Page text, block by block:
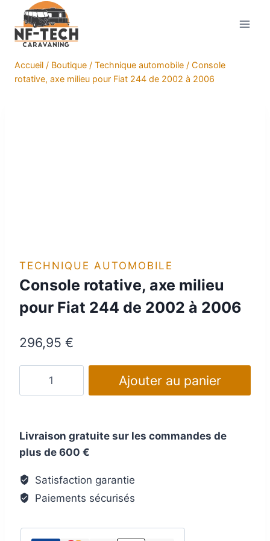
contenu
Accueil / Boutique / Technique automobile / Console
rotative, axe milieu pour Fiat 244 de 2002 à 2006
TECHNIQUE AUTOMOBILE
Console rotative, axe milieu
pour Fiat 244 de 2002 à 2006
296,95 €
axe
milieu
Fiat 244
de
Ajouter au panier
Livraison gratuite sur les commandes de
plus de 600 €
Satisfaction garantie
Paiements sécurisés